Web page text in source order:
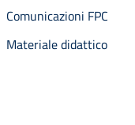
Comunicazioni FPC
Materiale didattico